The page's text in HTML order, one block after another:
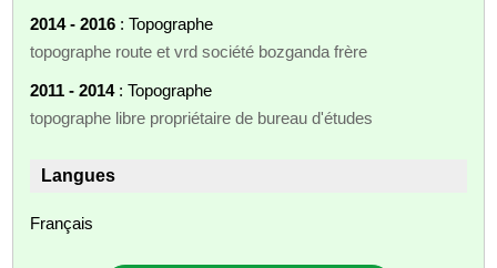
2014 - 2016 : Topographe
topographe route et vrd société bozganda frère
2011 - 2014: Topographe
topographe libre propriétaire de bureau d'études
Langues
Français